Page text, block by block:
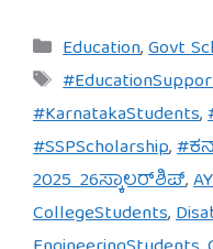
Categories
Education,Govt
Tags
#KarnatakaStudents,
#SSPScholarship,
2025_26ಸ್ಕಾಲರ್‌ಶಿಪ್,
CollegeStudents,